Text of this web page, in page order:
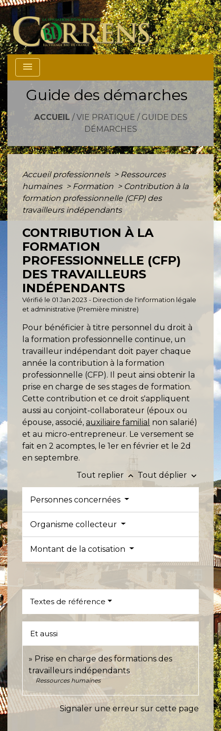
menu
Guide des démarches
ACCUEIL / VIE PRATIQUE / GUIDE DES
DÉMARCHES
Accueil professionnels > Ressources
humaines > Formation > Contribution à la
formation professionnelle (CFP) des
travailleurs indépendants
CONTRIBUTION À LA
FORMATION
PROFESSIONNELLE (CFP)
DES TRAVAILLEURS
INDÉPENDANTS
Vérifié le 01 Jan 2023 - Direction de l'information légale
et administrative (Première ministre)
Pour bénéficier à titre personnel du droit à
la formation professionnelle continue, un
travailleur indépendant doit payer chaque
année la contribution à la formation
professionnelle (CFP). Il peut ainsi obtenir la
prise en charge de ses stages de formation.
Cette contribution et ce droit s'appliquent
aussi au conjoint-collaborateur (époux ou
épouse, associé, auxiliaire familial non salarié)
et au micro-entrepreneur. Le versement se
fait en 2 acomptes, le 1er en février et le 2d
en septembre.
Tout replier keyboard_arrow_up Tout déplier keyboard_arrow_down
Personnes concernées
Organisme collecteur
Montant de la cotisation
Textes de référence
Et aussi
Prise en charge des formations des
travailleurs indépendants
Ressources humaines
Signaler une erreur sur cette page